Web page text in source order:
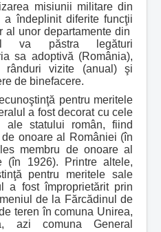
misiunii militare din
a îndeplinit diferite funcţii
al unor departamente din
va păstra legături
sa adoptivă (România),
rânduri vizite (anual) şi
de binefacere.
pentru meritele
a fost decorat cu cele
ale statului român, fiind
onoare al României (în
membru de onoare al
(în 1926). Printre altele,
pentru meritele sale
a fost împroprietărit prin
de la Fărcădinul de
teren în comuna Unirea,
azi comuna General